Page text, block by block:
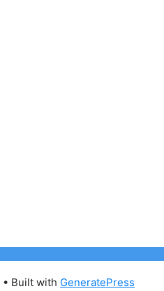
• Built with GeneratePress